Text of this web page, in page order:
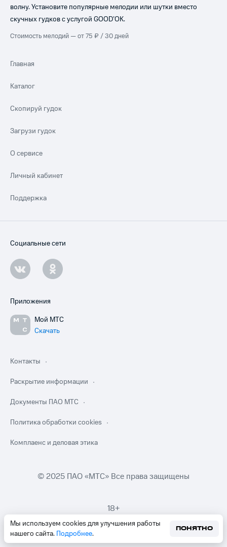
Мы используем cookies для улучшения работы
нашего сайта. Подробнее.
ПОНЯТНО
волну. Установите популярные мелодии или шутки вместо
скучных гудков с услугой GOOD’OK.
Стоимость мелодий — от 75 ₽ / 30 дней
Главная
Каталог
Скопируй гудок
Загрузи гудок
О сервисе
Личный кабинет
Поддержка
Социальные сети
Приложения
Мой МТС
Скачать
Контакты
Раскрытие информации
Документы ПАО МТС
Политика обработки cookies
Комплаенс и деловая этика
© 2025 ПАО «МТС» Все права защищены
18+